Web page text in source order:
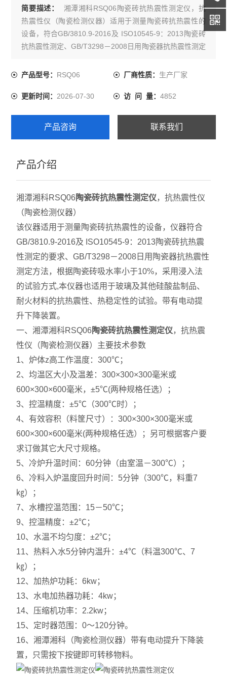
简要描述：
湘潭湘科RSQ06陶瓷砖抗热震性测定仪，抗
热震性仪（陶瓷检测仪器）适用于测量陶瓷砖抗热震性的
设备，符合GB/3810.9-2016及 ISO10545-9：2013陶瓷砖
抗热震性测定、GB/T3298－2008日用陶瓷器抗热震性测定
试验方式,本仪器也适用于玻璃及其他硅酸盐制品的抗热震
产品型号： RSQ06 厂商性质： 生产厂家
更新时间：2026-07-30 访 问 量： 4852
产品咨询 联系我们
产品介绍
湘潭湘科RSQ06陶瓷砖抗热震性测定仪，抗热震性仪
（陶瓷检测仪器）
该仪器适用于测量陶瓷砖抗热震性的设备，仪器符合
GB/3810.9-2016及 ISO10545-9：2013陶瓷砖抗热震
性测定的要求、GB/T3298－2008日用陶瓷器抗热震性
测定方法，根据陶瓷砖吸水率小于10%，采用浸入法
的试验方式,本仪器也适用于玻璃及其他硅酸盐制品、
耐火材料的抗热震性、热稳定性的试验。带有电动提
升下降装置。
一、湘潭湘科RSQ06陶瓷砖抗热震性测定仪，抗热震
性仪（陶瓷检测仪器）主要技术参数
1、炉体z高工作温度：300℃；
2、均温区大小及温差：300×300×300毫米或
600×300×600毫米，±5℃(两种规格任选）；
3、控温精度：±5℃（300℃时）；
4、有效容积（料筐尺寸）：300×300×300毫米或
600×300×600毫米(两种规格任选）；另可根据客户要
求订做其它大尺寸规格。
5、冷炉升温时间：60分钟（由室温－300℃）；
6、冷料入炉温度回升时间：5分钟（300℃，料重7
㎏）；
7、水槽控温范围：15－50℃；
9、控温精度：±2℃；
10、水温不均匀度：±2℃；
11、热料入水5分钟内温升：±4℃（料温300℃、7
㎏）；
12、加热炉功耗：6kw；
13、水电加热器功耗：4kw；
14、压缩机功率：2.2kw；
15、定时器范围：0～120分钟。
16、湘潭湘科（陶瓷检测仪器）带有电动提升下降装
置，只需按下按键即可转移物料。